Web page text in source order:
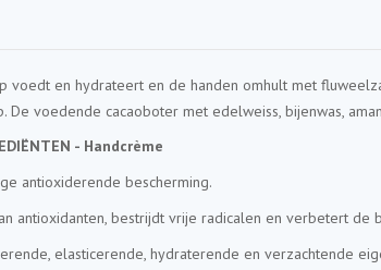
voedt en hydrateert en de handen omhult met
De voedende cacaoboter met edelweiss, bijenwas,
- Handcrème
antioxiderende bescherming.
antioxidanten, bestrijdt vrije radicalen en verbetert de
elasticerende, hydraterende en verzachtende